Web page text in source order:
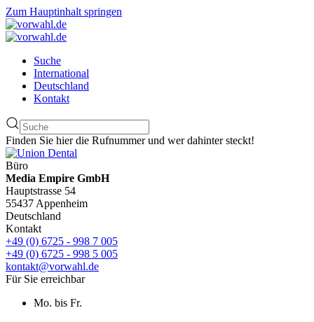
Zum Hauptinhalt springen
Suche
International
Deutschland
Kontakt
Finden Sie hier die Rufnummer und wer dahinter steckt!
Büro
Media Empire GmbH
Hauptstrasse 54
55437 Appenheim
Deutschland
Kontakt
+49 (0) 6725 - 998 7 005
+49 (0) 6725 - 998 5 005
kontakt@vorwahl.de
Für Sie erreichbar
Mo. bis Fr.